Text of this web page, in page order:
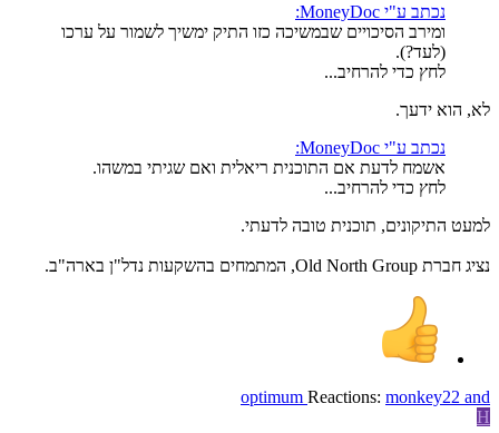
נכתב ע"י MoneyDoc:
ומירב הסיכויים שבמשיכה כזו התיק ימשיך לשמור על ערכו
(לעד?).
לחץ כדי להרחיב...
לא, הוא ידעך.
נכתב ע"י MoneyDoc:
אשמח לדעת אם התוכנית ריאלית ואם שגיתי במשהו.
לחץ כדי להרחיב...
למעט התיקונים, תוכנית טובה לדעתי.
נציג חברת Old North Group, המתמחים בהשקעות נדל"ן בארה"ב.
Reactions: monkey22 and
optimum
H